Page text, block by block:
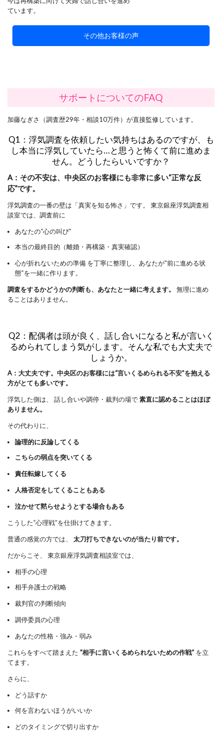
ています。
その他お客様の声
サポートについてのFAQ
加藤なぎさ（調査歴29年・相談10万件）が直接監修しています。
Q1：浮気調査を依頼したい気持ちはあるのですが、も
し本当に浮気していたら…と思うと怖くて前に進めま
せん。どうしたらいいですか？
A：その不安は、中央区のお客様にも非常に多い“正常な反
応”です。
浮気調査の一番の壁は「真実を知る怖さ」です。 東京銀座浮気調査相
談室では、調査前に
あなたの“心の叫び”
本当の最終目的（離婚・再構築・真実確認）
心が折れないための準備 を丁寧に整理し、あなたが“前に進める状
態”を一緒に作ります。
調査をするかどうかの判断も、あなたと一緒に考えます。
無理に進め
ることはありません。
Q2：配偶者は頭が良く、話し合いになると私が言いく
るめられてしまう気がします。そんな私でも大丈夫で
しょうか。
A：大丈夫です。中央区のお客様には“言いくるめられる不安”を抱える
方がとても多いです。
浮気した側は、 話し合いや調停・裁判の場で素直に認めることはほぼ
ありません。
その代わりに、
論理的に反論してくる
こちらの弱点を突いてくる
責任転嫁してくる
人格否定をしてくることもある
泣かせて黙らせようとする場合もある
こうした“心理戦”を仕掛けてきます。
普通の感覚の方では、 太刀打ちできないのが当たり前です。
だからこそ、 東京銀座浮気調査相談室では、
相手の心理
相手弁護士の戦略
裁判官の判断傾向
調停委員の心理
あなたの性格・強み・弱み
これらをすべて踏まえた “相手に言いくるめられないための作戦” を立
てます。
さらに、
どう話すか
何を言わないほうがいいか
どのタイミングで切り出すか